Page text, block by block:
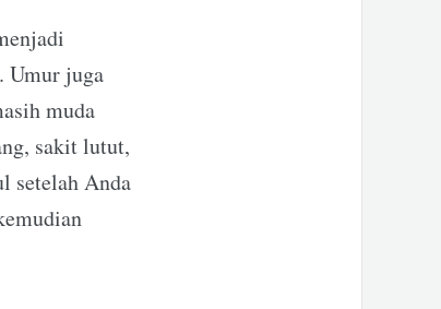
Umur juga
muda
sakit lutut,
setelah Anda